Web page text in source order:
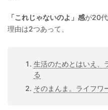
「これじゃないのよ」感が20
理由は2つあって、
生活のためとはいえ、
る
そのまんま。ライフワ